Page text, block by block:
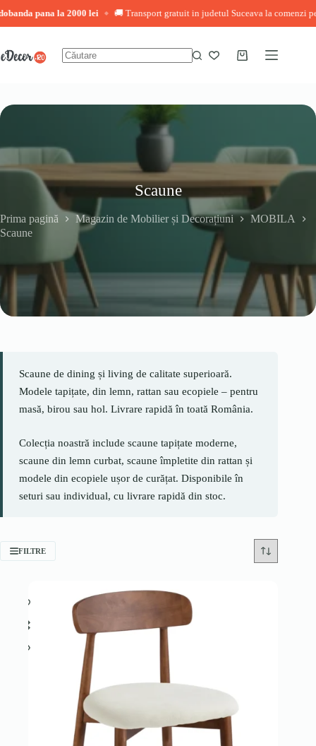
la 2000 lei ◆ 🚚 Transport gratuit in judetul Suceava la comenzi peste
conținut
Coș
Scaune
Prima pagină Magazin de Mobilier și Decorațiuni
MOBILA
Scaune
Scaune de dining și living de calitate superioară.
Modele tapițate, din lemn, rattan sau ecopiele – pentru
masă, birou sau hol. Livrare rapidă în toată România.
Colecția noastră include scaune tapițate moderne,
scaune din lemn curbat, scaune împletite din rattan și
modele din ecopiele ușor de curățat. Disponibile în
seturi sau individual, cu livrare rapidă din stoc.
FILTRE